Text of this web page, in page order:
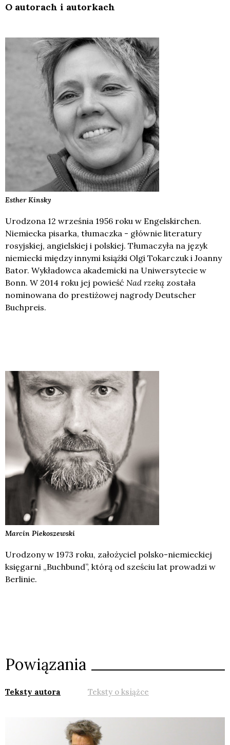
O autorach i autorkach
EstherKinsky
Urodzona 12 września 1956 roku w Engelskirchen.
Niemiecka pisarka, tłumaczka - głównie literatury
rosyjskiej, angielskiej i polskiej. Tłumaczyła na język
niemiecki między innymi książki Olgi Tokarczuk i Joanny
Bator. Wykładowca akademicki na Uniwersytecie w
Bonn. W 2014 roku jej powieść Nad rzeką została
nominowana do prestiżowej nagrody Deutscher
Buchpreis.
Marcin Piekoszewski
Urodzony w 1973 roku, założyciel polsko-niemieckiej
księgarni „Buchbund”, którą od sześciu lat prowadzi w
Berlinie.
Powiązania
Teksty autora Teksty o książce